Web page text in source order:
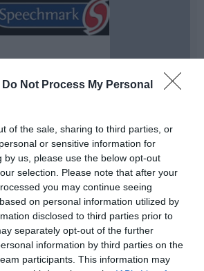
Do Not Process My Personal
of the sale, sharing to third parties, or
or sensitive information for
by us, please use the below opt-out
selection. Please note that after your
you may continue seeing
on personal information utilized by
disclosed to third parties prior to
separately opt-out of the further
information by third parties on the
participants. This information may
ηγετική θέση στην παροχή
εκπαιδευτικών εργαλείων και
ποιότητας. Τα προϊόντα της
αναφοράς για επαγγελματίες
στηΛογοθεραπεία, την
, τηνΕιδική Αγωγή, καθώς και στη
. Κάθε έκδοση της
αναπτύσσεται, δοκιμάζεται και
τους ίδιους τους τελικούς χρήστες
θεραπευτές, γιατρούς και
– διασφαλίζοντας την παροχή των
υπηρεσιών προς κάθε ασθενή ή